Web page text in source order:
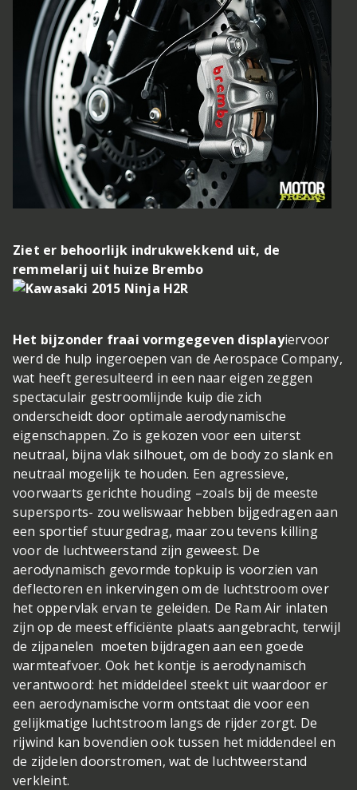
Ziet er behoorlijk indrukwekkend uit, de
remmelarij uit huize Brembo
Het bijzonder fraai vormgegeven displayiervoor
werd de hulp ingeroepen van de Aerospace Company,
wat heeft geresulteerd in een naar eigen zeggen
spectaculair gestroomlijnde kuip die zich
onderscheidt door optimale aerodynamische
eigenschappen. Zo is gekozen voor een uiterst
neutraal, bijna vlak silhouet, om de body zo slank en
neutraal mogelijk te houden. Een agressieve,
voorwaarts gerichte houding –zoals bij de meeste
supersports- zou weliswaar hebben bijgedragen aan
een sportief stuurgedrag, maar zou tevens killing
voor de luchtweerstand zijn geweest. De
aerodynamisch gevormde topkuip is voorzien van
deflectoren en inkervingen om de luchtstroom over
het oppervlak ervan te geleiden. De Ram Air inlaten
zijn op de meest efficiënte plaats aangebracht, terwijl
de zijpanelen moeten bijdragen aan een goede
warmteafvoer. Ook het kontje is aerodynamisch
verantwoord: het middeldeel steekt uit waardoor er
een aerodynamische vorm ontstaat die voor een
gelijkmatige luchtstroom langs de rijder zorgt. De
rijwind kan bovendien ook tussen het middendeel en
de zijdelen doorstromen, wat de luchtweerstand
verkleint.